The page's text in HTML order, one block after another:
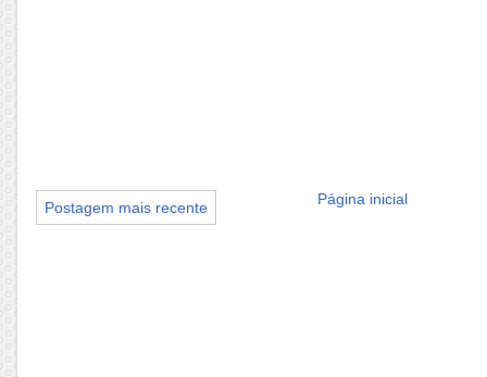
Postagem mais recente Página inicial